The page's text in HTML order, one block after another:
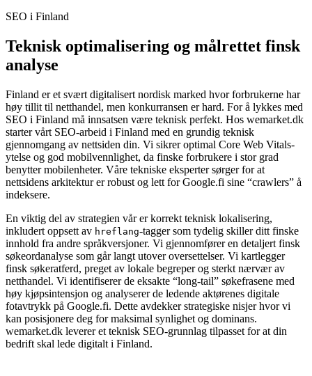
SEO i Finland
Teknisk optimalisering og målrettet finsk
analyse
Finland er et svært digitalisert nordisk marked hvor forbrukerne har
høy tillit til netthandel, men konkurransen er hard. For å lykkes med
SEO i Finland må innsatsen være teknisk perfekt. Hos wemarket.dk
starter vårt SEO-arbeid i Finland med en grundig teknisk
gjennomgang av nettsiden din. Vi sikrer optimal Core Web Vitals-
ytelse og god mobilvennlighet, da finske forbrukere i stor grad
benytter mobilenheter. Våre tekniske eksperter sørger for at
nettsidens arkitektur er robust og lett for Google.fi sine “crawlers” å
indeksere.
En viktig del av strategien vår er korrekt teknisk lokalisering,
inkludert oppsett av hreflang-tagger som tydelig skiller ditt finske
innhold fra andre språkversjoner. Vi gjennomfører en detaljert finsk
søkeordanalyse som går langt utover oversettelser. Vi kartlegger
finsk søkeratferd, preget av lokale begreper og sterkt nærvær av
netthandel. Vi identifiserer de eksakte “long-tail” søkefrasene med
høy kjøpsintensjon og analyserer de ledende aktørenes digitale
fotavtrykk på Google.fi. Dette avdekker strategiske nisjer hvor vi
kan posisjonere deg for maksimal synlighet og dominans.
wemarket.dk leverer et teknisk SEO-grunnlag tilpasset for at din
bedrift skal lede digitalt i Finland.